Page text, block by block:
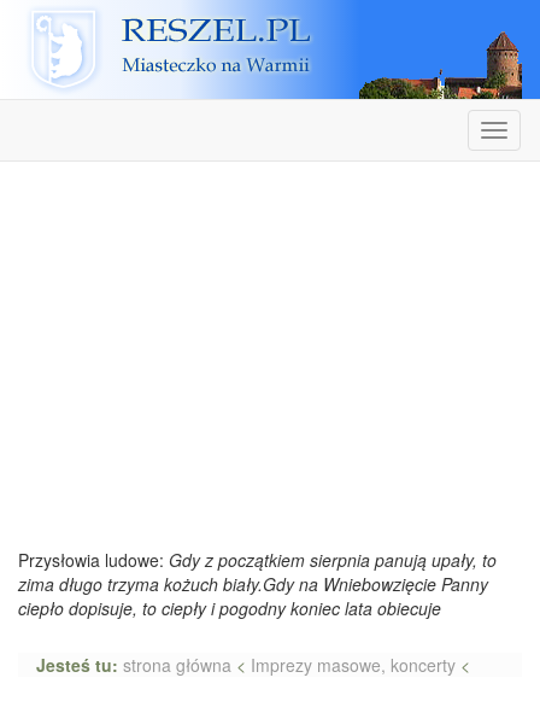
Reszel
Przysłowia ludowe: Gdy z początkiem sierpnia panują upały, to
zima długo trzyma kożuch biały.Gdy na Wniebowzięcie Panny
ciepło dopisuje, to ciepły i pogodny koniec lata obiecuje
Jesteś tu: strona główna < Imprezy masowe, koncerty <